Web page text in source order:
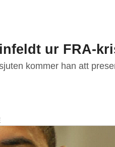
ur FRA-
kommer han att